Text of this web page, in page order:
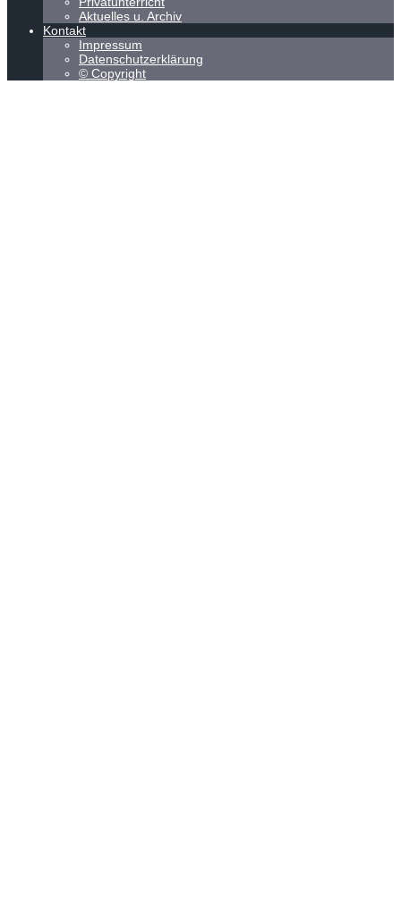
Aktuelles u. Archiv
Kontakt
Impressum
Datenschutzerklärung
© Copyright